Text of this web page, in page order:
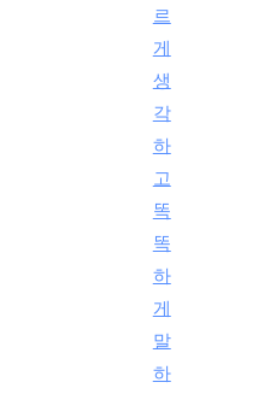
르
게
생
각
하
고
똑
똑
하
게
말
하